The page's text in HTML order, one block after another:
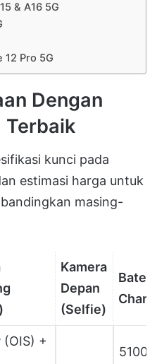
& A16 5G
12 Pro 5G
Dengan
Terbaik
kunci pada
estimasi harga untuk
masing-
Kamera
Depan
(Selfie)
(OIS) +
5100